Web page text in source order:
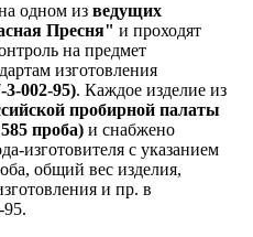
одном из ведущих
Пресня" и проходят
на предмет
изготовления
002-95). Каждое изделие из
пробирной палаты
проба) и снабжено
изготовителя с указанием
общий вес изделия,
и пр. в